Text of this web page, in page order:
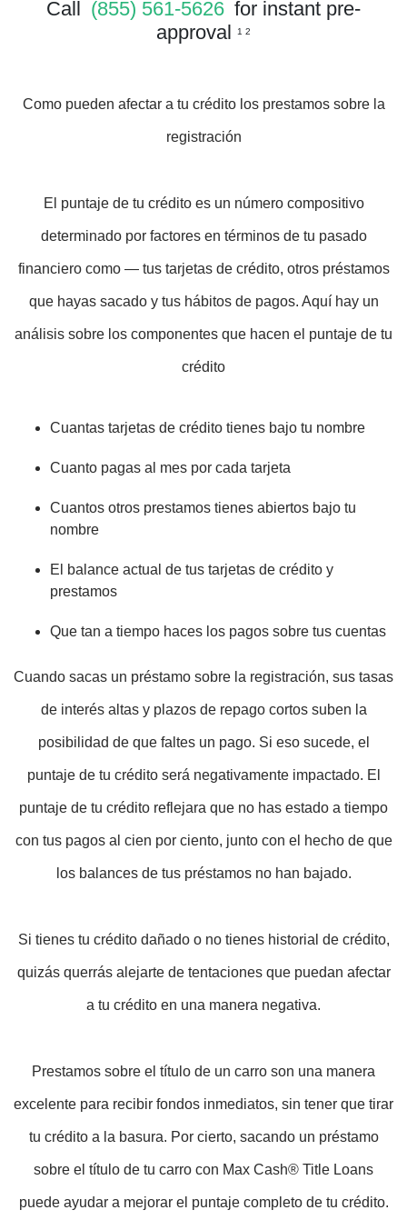
Call (855) 561-5626 for instant pre-
approval
1 2
Como pueden afectar a tu crédito los prestamos sobre la
registración
El puntaje de tu crédito es un número compositivo
determinado por factores en términos de tu pasado
financiero como — tus tarjetas de crédito, otros préstamos
que hayas sacado y tus hábitos de pagos. Aquí hay un
análisis sobre los componentes que hacen el puntaje de tu
crédito
Cuantas tarjetas de crédito tienes bajo tu nombre
Cuanto pagas al mes por cada tarjeta
Cuantos otros prestamos tienes abiertos bajo tu
nombre
El balance actual de tus tarjetas de crédito y
prestamos
Que tan a tiempo haces los pagos sobre tus cuentas
Cuando sacas un préstamo sobre la registración, sus tasas
de interés altas y plazos de repago cortos suben la
posibilidad de que faltes un pago. Si eso sucede, el
puntaje de tu crédito será negativamente impactado. El
puntaje de tu crédito reflejara que no has estado a tiempo
con tus pagos al cien por ciento, junto con el hecho de que
los balances de tus préstamos no han bajado.
Si tienes tu crédito dañado o no tienes historial de crédito,
quizás querrás alejarte de tentaciones que puedan afectar
a tu crédito en una manera negativa.
Prestamos sobre el título de un carro son una manera
excelente para recibir fondos inmediatos, sin tener que tirar
tu crédito a la basura. Por cierto, sacando un préstamo
sobre el título de tu carro con Max Cash® Title Loans
puede ayudar a mejorar el puntaje completo de tu crédito.